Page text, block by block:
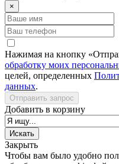
×
Нажимая на кнопку
обработку моих
целей, определенных
данных.
Отправить запрос
Добавить в корзину
Закрыть
Чтобы вам было удобно